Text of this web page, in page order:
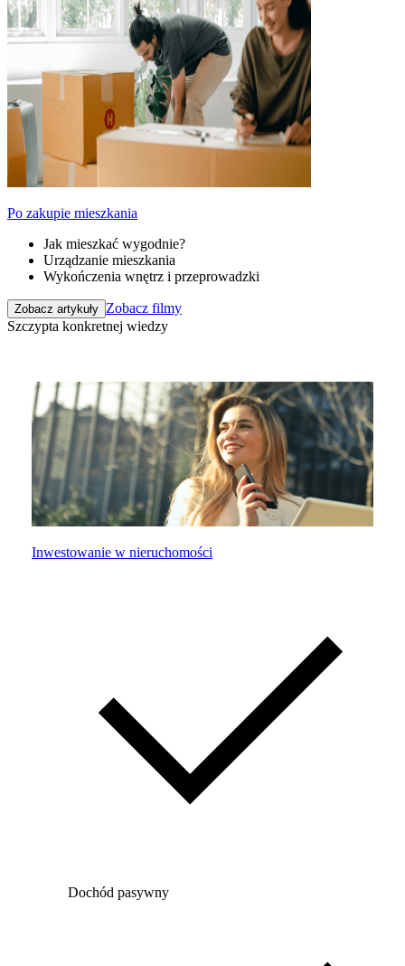
Po zakupie mieszkania
Jak mieszkać wygodnie?
Urządzanie mieszkania
Wykończenia wnętrz i przeprowadzki
Zobacz artykuły Zobacz filmy
Szczypta konkretnej wiedzy
Inwestowanie w nieruchomości
Dochód pasywny